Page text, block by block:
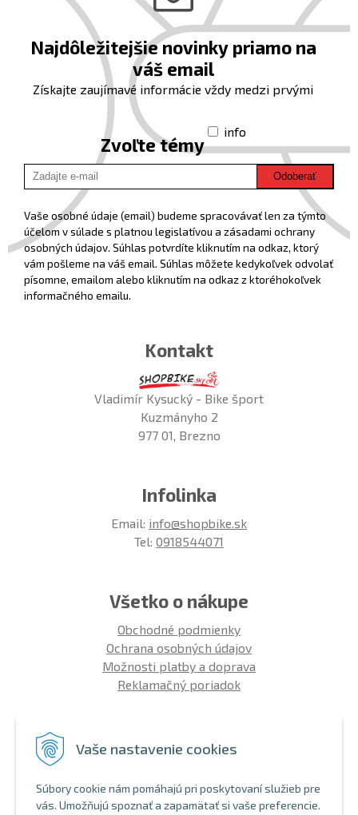
Vaše nastavenie cookies
Súbory cookie nám pomáhajú pri poskytovaní služieb pre
vás. Umožňujú spoznať a zapamätať si vaše preferencie.
Najdôležitejšie novinky priamo na
váš email
Získajte zaujímavé informácie vždy medzi prvými
Zvoľte témy
info
Odoberať
Vaše osobné údaje (email) budeme spracovávať len za týmto
účelom v súlade s platnou legislatívou a zásadami ochrany
osobných údajov. Súhlas potvrdíte kliknutím na odkaz, ktorý
vám pošleme na váš email. Súhlas môžete kedykoľvek odvolať
písomne, emailom alebo kliknutím na odkaz z ktoréhokoľvek
informačného emailu.
Kontakt
Vladimír Kysucký - Bike šport
Kuzmányho 2
977 01, Brezno
Infolinka
Email: info@shopbike.sk
Tel: 0918544071
Všetko o nákupe
Obchodné podmienky
Ochrana osobných údajov
Možnosti platby a doprava
Reklamačný poriadok
Aký bicykel kúpiť 26' | 27,5' | 29'